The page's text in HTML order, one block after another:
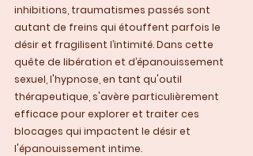
inhibitions, traumatismes passés sont
autant de freins qui étouffent parfois le
désir et fragilisent l’intimité. Dans cette
quête de libération et d’épanouissement
sexuel, l'hypnose, en tant qu'outil
thérapeutique, s'avère particulièrement
efficace pour explorer et traiter ces
blocages qui impactent le désir et
l'épanouissement intime.